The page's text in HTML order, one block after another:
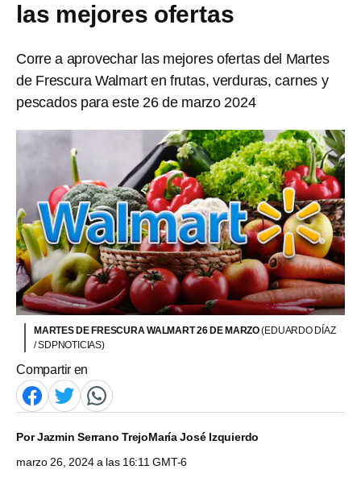
las mejores ofertas
Corre a aprovechar las mejores ofertas del Martes
de Frescura Walmart en frutas, verduras, carnes y
pescados para este 26 de marzo 2024
MARTES DE FRESCURA WALMART 26 DE MARZO(EDUARDO DÍAZ
/ SDPNOTICIAS)
Compartir en
PorJazmin Serrano TrejoMaría José Izquierdo
marzo 26, 2024 a las 16:11 GMT-6